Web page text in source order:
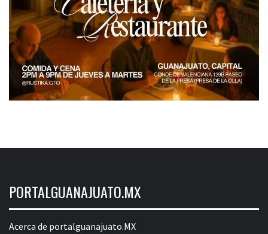
PORTALGUANAJUATO.MX
Acerca de portalguanajuato.MX